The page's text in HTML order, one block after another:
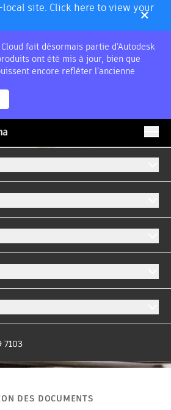
site. Click here to view your
×
fait désormais partie d’Autodesk
ont été mis à jour, bien que
encore refléter l’ancienne
7103
DES DOCUMENTS